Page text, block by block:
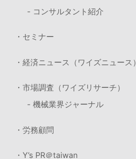
- コンサルタント紹介
・セミナー
・経済ニュース（ワイズニュース）
・市場調査（ワイズリサーチ）
- 機械業界ジャーナル
・労務顧問
・Y’s PR＠taiwan